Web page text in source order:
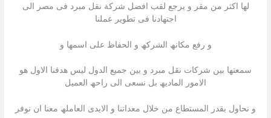
لھا اكثر من مقر و یرجع لقب افضل شركة نقل مبرد فى مصر الى
اجتھادنا فى تطویر عملنا
و رفع مكانھ الشركھ و الحفاظ على اسمھا و
سمعتھا بین شركات نقل مبرد و بین جمیع الدول لیس ھدفنا الاول ھو
الامور المادیھ بل نسعى الى راحھ العمیل
و نحاول بقدر المستطاع من خلال معداتنا و الایدى العاملھ معنا ان نوفر